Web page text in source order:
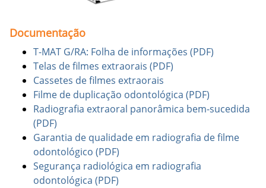
Documentação
T-MAT G/RA: Folha de informações (PDF)
Telas de filmes extraorais (PDF)
Cassetes de filmes extraorais
Filme de duplicação odontológica (PDF)
Radiografia extraoral panorâmica bem-sucedida
(PDF)
Garantia de qualidade em radiografia de filme
odontológico (PDF)
Segurança radiológica em radiografia
odontológica (PDF)